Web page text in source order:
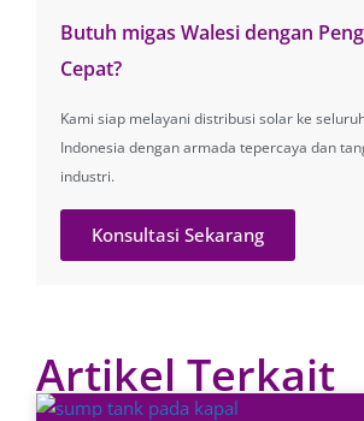
Butuh migas Walesi dengan
Cepat?
Kami siap melayani distribusi solar ke
Indonesia dengan armada tepercaya dan
industri.
Konsultasi Sekarang
Artikel Terkait